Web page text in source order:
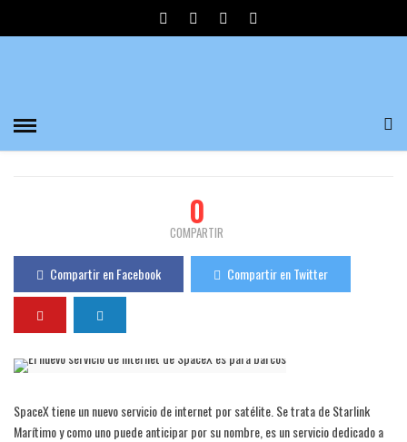
PUBLICADO EL 08/07/2022
0
COMPARTIR
Compartir en Facebook Compartir en Twitter
SpaceX tiene un nuevo servicio de internet por satélite. Se trata de Starlink
Marítimo y como uno puede anticipar por su nombre, es un servicio dedicado a